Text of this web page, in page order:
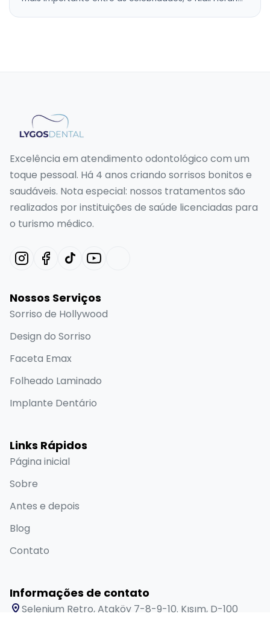
Excelência em atendimento odontológico com um
toque pessoal. Há 4 anos criando sorrisos bonitos e
saudáveis. Nota especial: nossos tratamentos são
realizados por instituições de saúde licenciadas para
o turismo médico.
Nossos Serviços
Sorriso de Hollywood
Design do Sorriso
Faceta Emax
Folheado Laminado
Implante Dentário
Links Rápidos
Página inicial
Sobre
Antes e depois
Blog
Contato
Informações de contato
Selenium Retro, Ataköy 7-8-9-10. Kısım, D-100